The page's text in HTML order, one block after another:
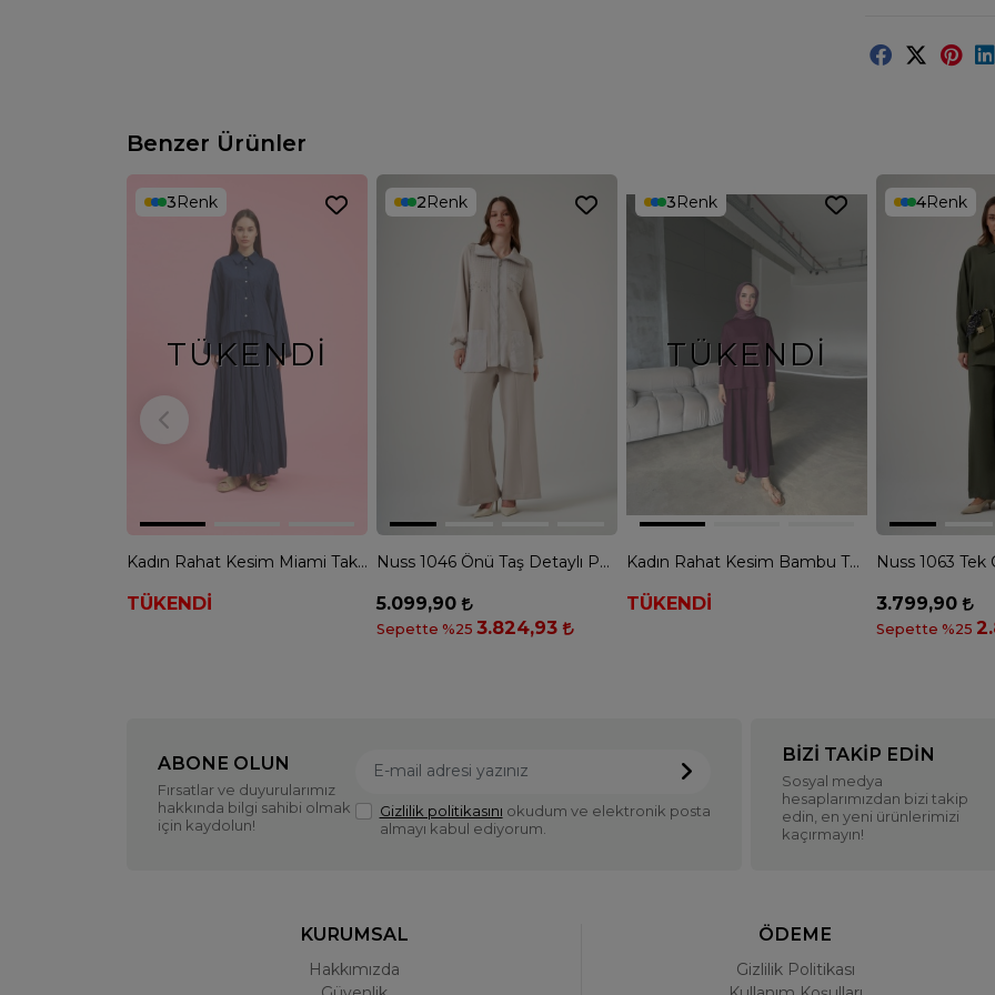
Benzer Ürünler
TÜKENDI
3Renk
Kadın Rahat Kesim Miami Takım - LACİVERT
TÜKENDİ
2Renk
Nuss 1046 Önü Taş Detaylı Pantolonlu Takım - TAŞ
5.099,90
Sepette %25 3.824,93
TÜKENDI
3Renk
Kadın Rahat Kesim Bambu Takım - MÜRDÜM
TÜKENDİ
4Renk
3.799,90
Sepette %25
ABONE OLUN
Fırsatlar ve duyurularımız
hakkında bilgi sahibi olmak
için kaydolun!
Gizlilik politikasını okudum ve elektronik posta
almayı kabul ediyorum.
BIZI TAKIP EDIN
Sosyal medya
hesaplarımızdan bizi takip
edin, en yeni ürünlerimizi
kaçırmayın!
KURUMSAL
Hakkımızda
ÖDEME
Gizlilik Politikası